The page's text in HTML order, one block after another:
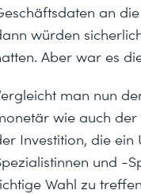
an
würden
Aber war es
man nun
wie auch der
Investition, die ein
und -
Wahl zu